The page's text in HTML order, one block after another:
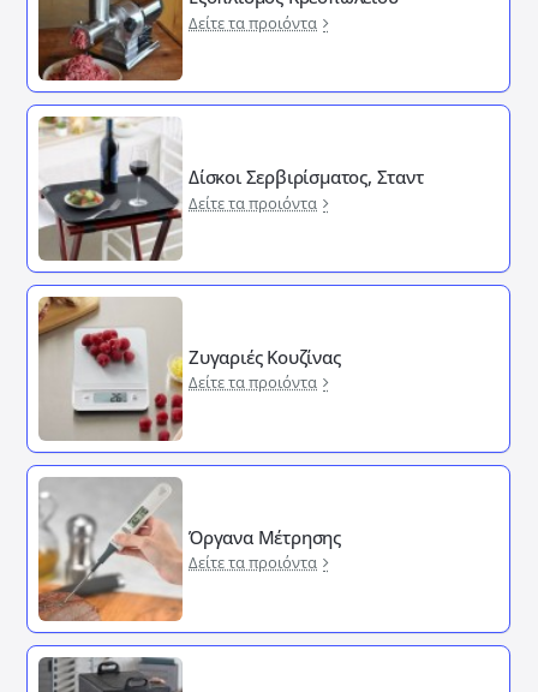
Δείτε τα προιόντα
Δίσκοι Σερβιρίσματος, Σταντ
Δείτε τα προιόντα
Ζυγαριές Κουζίνας
Δείτε τα προιόντα
Όργανα Μέτρησης
Δείτε τα προιόντα